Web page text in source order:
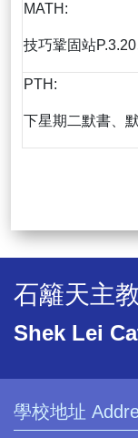
MATH:
技巧鞏固站
PTH:
下星期二默書、
石籬天主
Shek Lei
學校地址